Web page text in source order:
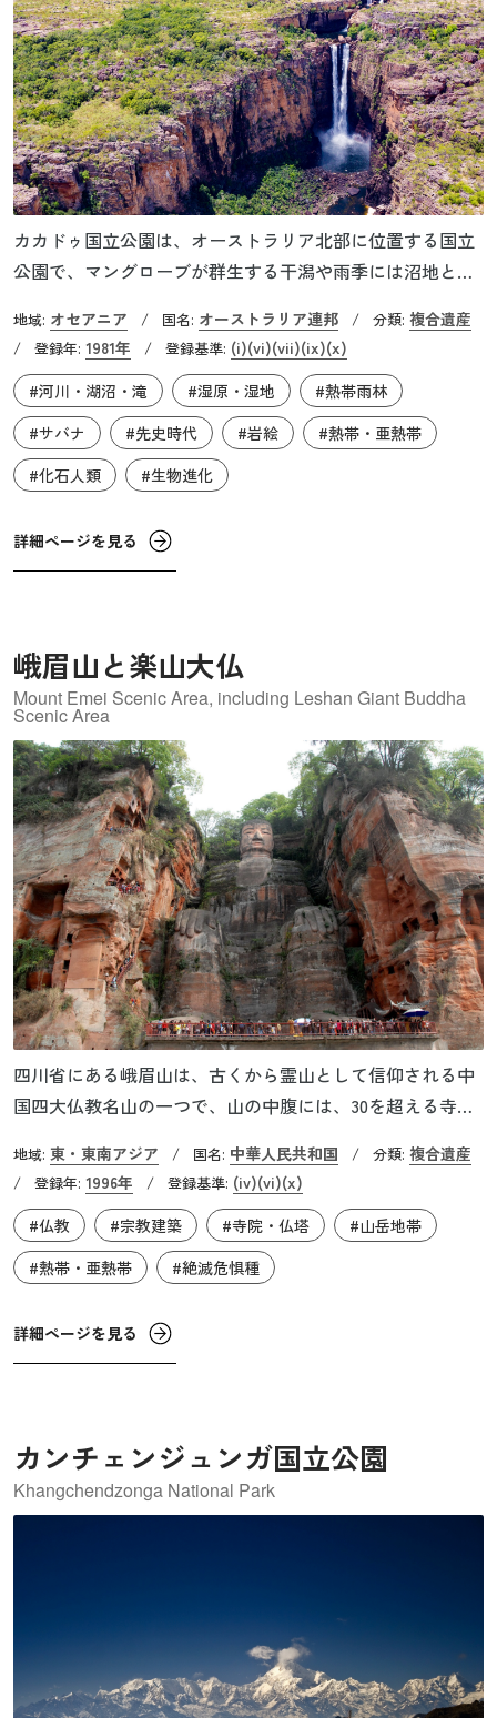
カカドゥ国立公園は、オーストラリア北部に位置する国立
公園で、マングローブが群生する干潟や雨季には沼地と化
がり、多くの野生動植物が見られます。植物は1,600種を超
え、動物は「人食いワニ」の逸話で有名なイリエワニをは
じめ123種類の爬虫類、ワラビーなど60種類以上の哺乳類、
「ジャビル」と呼ばれるコウノトリ科のセイタカコウなど
270種類以上の鳥類のほか、数千種にも及ぶ昆虫が生息して
います。
地域: オセアニア / 国名: オーストラリア連邦 / 分類: 複合遺産
/ 登録年: 1981年 / 登録基準: (i)(vi)(vii)(ix)(x)
#河川・湖沼・滝
#湿原・湿地
#熱帯雨林
#サバナ
#先史時代 #岩絵
#熱帯・亜熱帯
#化石人類
#生物進化
詳細ページを見る
峨眉山と楽山大仏
Mount Emei Scenic Area, including Leshan Giant Buddha
Scenic Area
四川省にある峨眉山は、古くから霊山として信仰される中
国四大仏教名山の一つで、山の中腹には、30を超える寺院
れてから、この地は仏教の聖地のひとつとなりました。約
20㎞東には、世界最大の磨崖仏である楽山大仏が鎮座して
います。この場所は、岷江とその支流の大渡河、大渡河の
支流である青衣江の合流点にあり、流れが急で多くの水難
事故や水害が引き起こされていました。そのため、水難事
故の防止や安全を祈願して造られました。8世紀前半に僧の
海運が大仏を堀りはじめ、約90年かけて完成しました。
地域: 東・東南アジア / 国名: 中華人民共和国 / 分類: 複合遺産
/ 登録年: 1996年 / 登録基準: (iv)(vi)(x)
#仏教
#宗教建築 #寺院・仏塔
#山岳地帯
#熱帯・亜熱帯
#絶滅危惧種
詳細ページを見る
カンチェンジュンガ国立公園
Khangchendzonga National Park